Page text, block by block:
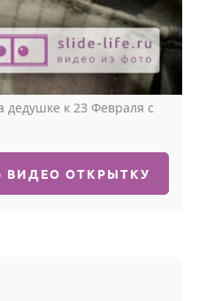
к 23 Февраля с
ВИДЕО ОТКРЫТКУ